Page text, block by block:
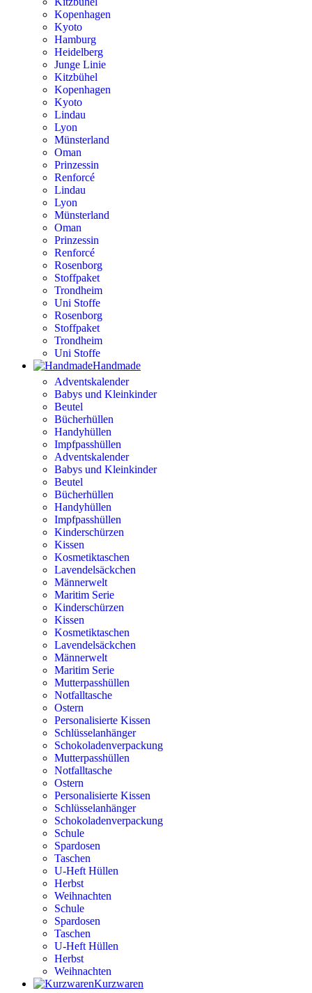
Kopenhagen
Kyoto
Hamburg
Heidelberg
Junge Linie
Kitzbühel
Kopenhagen
Kyoto
Lindau
Lyon
Münsterland
Oman
Prinzessin
Renforcé
Lindau
Lyon
Münsterland
Oman
Prinzessin
Renforcé
Rosenborg
Stoffpaket
Trondheim
Uni Stoffe
Rosenborg
Stoffpaket
Trondheim
Uni Stoffe
Handmade
Adventskalender
Babys und Kleinkinder
Beutel
Bücherhüllen
Handyhüllen
Impfpasshüllen
Adventskalender
Babys und Kleinkinder
Beutel
Bücherhüllen
Handyhüllen
Impfpasshüllen
Kinderschürzen
Kissen
Kosmetiktaschen
Lavendelsäckchen
Männerwelt
Maritim Serie
Kinderschürzen
Kissen
Kosmetiktaschen
Lavendelsäckchen
Männerwelt
Maritim Serie
Mutterpasshüllen
Notfalltasche
Ostern
Personalisierte Kissen
Schlüsselanhänger
Schokoladenverpackung
Mutterpasshüllen
Notfalltasche
Ostern
Personalisierte Kissen
Schlüsselanhänger
Schokoladenverpackung
Schule
Spardosen
Taschen
U-Heft Hüllen
Herbst
Weihnachten
Schule
Spardosen
Taschen
U-Heft Hüllen
Herbst
Weihnachten
Kurzwaren